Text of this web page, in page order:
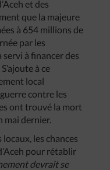
et des
que la majeure
à 654 millions de
par les
à financer des
à ce
local
contre les
ont trouvé la mort
mai dernier.
les chances
pour rétablir
devrait se